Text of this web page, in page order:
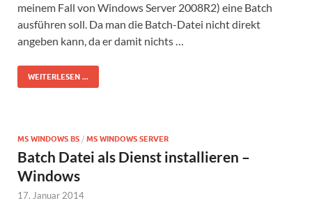
meinem Fall von Windows Server 2008R2) eine Batch
ausführen soll. Da man die Batch-Datei nicht direkt
angeben kann, da er damit nichts …
WEITERLESEN ...
MS WINDOWS BS / MS WINDOWS SERVER
Batch Datei als Dienst installieren –
Windows
17. Januar 2014